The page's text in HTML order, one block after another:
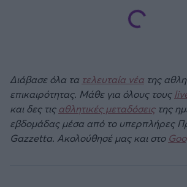
Διάβασε όλα τα τελευταία νέα της
επικαιρότητας. Μάθε για όλους τους
και δες τιςαθλητικές μεταδόσειςτης
εβδομάδας μέσα από το υπερπλήρες
Gazzetta. Ακολούθησέ μας και στο